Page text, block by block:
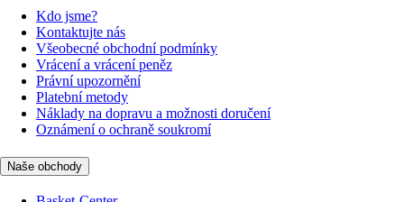
Kdo jsme?
Kontaktujte nás
Všeobecné obchodní podmínky
Vrácení a vrácení peněz
Právní upozornění
Platební metody
Náklady na dopravu a možnosti doručení
Oznámení o ochraně soukromí
Naše obchody